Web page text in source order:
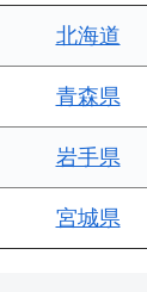
北海道
青森県
岩手県
宮城県